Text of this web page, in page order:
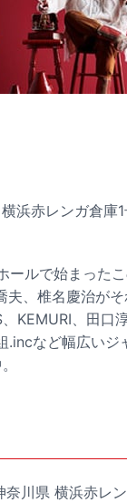
浜赤レンガ倉庫
ルで始まった
夫、椎名慶治が
KEMURI、田口
など幅広いジ
川県 横浜赤レ